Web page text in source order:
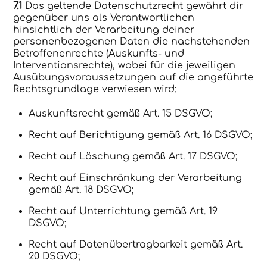
7.1 Das geltende Datenschutzrecht gewährt dir
gegenüber uns als Verantwortlichen
hinsichtlich der Verarbeitung deiner
personenbezogenen Daten die nachstehenden
Betroffenenrechte (Auskunfts- und
Interventionsrechte), wobei für die jeweiligen
Ausübungsvoraussetzungen auf die angeführte
Rechtsgrundlage verwiesen wird:
Auskunftsrecht gemäß Art. 15 DSGVO;
Recht auf Berichtigung gemäß Art. 16 DSGVO;
Recht auf Löschung gemäß Art. 17 DSGVO;
Recht auf Einschränkung der Verarbeitung
gemäß Art. 18 DSGVO;
Recht auf Unterrichtung gemäß Art. 19
DSGVO;
Recht auf Datenübertragbarkeit gemäß Art.
20 DSGVO;